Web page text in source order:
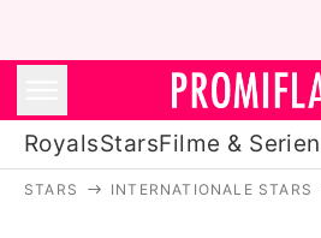
RoyalsStarsFilme & Serien
STARS INTERNATIONALE STARS